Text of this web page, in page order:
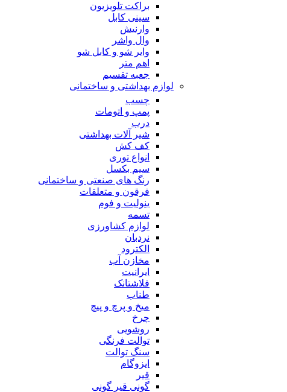
براکت تلویزیون
سینی کابل
وارنیش
وال واشر
وایر شو و کابل شو
اهم متر
جعبه تقسیم
لوازم بهداشتی و ساختمانی
چسب
پمپ و اتومات
درب
شیر آلات بهداشتی
کف کش
انواع توری
سیم بکسل
رنگ های صنعتی و ساختمانی
فرقون و متعلقات
ینولیت و فوم
تسمه
لوازم کشاورزی
نردبان
الکترود
مخازن آب
ایرانیت
فلاشتانک
طناب
میخ و پرچ و پیچ
چرخ
روشویی
توالت فرنگی
سنگ توالت
ایزوگام
قیر
گونی قیر گونی